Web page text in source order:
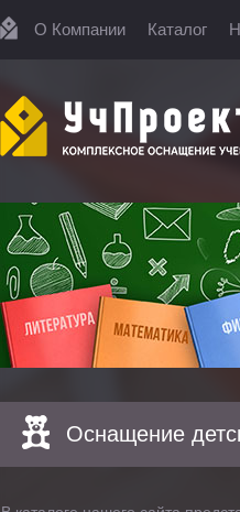
О Компании Каталог
Оснащение